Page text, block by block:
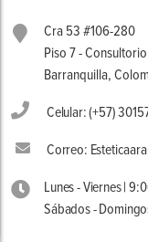
Cra 53 #106-280
Piso 7 - Consultorio
Barranquilla,
Celular: (+57)
Correo:
Lunes - Viernes |
Sábados -